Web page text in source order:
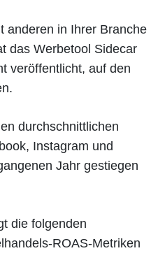
anderen in Ihrer Branche
das Werbetool Sidecar
veröffentlicht, auf den
durchschnittlichen
Instagram und
Jahr gestiegen
die folgenden
ROAS-Metriken